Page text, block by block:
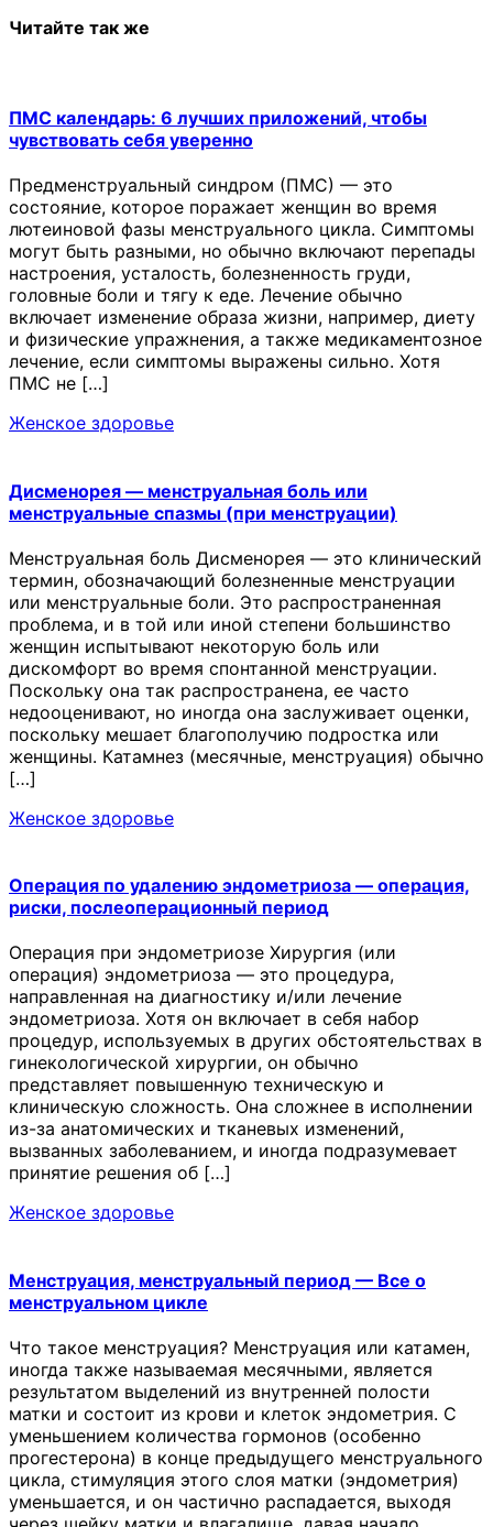
Читайте так же
ПМС календарь: 6 лучших приложений, чтобы
чувствовать себя уверенно
Предменструальный синдром (ПМС) — это
состояние, которое поражает женщин во время
лютеиновой фазы менструального цикла. Симптомы
могут быть разными, но обычно включают перепады
настроения, усталость, болезненность груди,
головные боли и тягу к еде. Лечение обычно
включает изменение образа жизни, например, диету
и физические упражнения, а также медикаментозное
лечение, если симптомы выражены сильно. Хотя
ПМС не […]
Женское здоровье
Дисменорея — менструальная боль или
менструальные спазмы (при менструации)
Менструальная боль Дисменорея — это клинический
термин, обозначающий болезненные менструации
или менструальные боли. Это распространенная
проблема, и в той или иной степени большинство
женщин испытывают некоторую боль или
дискомфорт во время спонтанной менструации.
Поскольку она так распространена, ее часто
недооценивают, но иногда она заслуживает оценки,
поскольку мешает благополучию подростка или
женщины. Катамнез (месячные, менструация) обычно
[…]
Женское здоровье
Операция по удалению эндометриоза — операция,
риски, послеоперационный период
Операция при эндометриозе Хирургия (или
операция) эндометриоза — это процедура,
направленная на диагностику и/или лечение
эндометриоза. Хотя он включает в себя набор
процедур, используемых в других обстоятельствах в
гинекологической хирургии, он обычно
представляет повышенную техническую и
клиническую сложность. Она сложнее в исполнении
из-за анатомических и тканевых изменений,
вызванных заболеванием, и иногда подразумевает
принятие решения об […]
Женское здоровье
Менструация, менструальный период — Все о
менструальном цикле
Что такое менструация? Менструация или катамен,
иногда также называемая месячными, является
результатом выделений из внутренней полости
матки и состоит из крови и клеток эндометрия. С
уменьшением количества гормонов (особенно
прогестерона) в конце предыдущего менструального
цикла, стимуляция этого слоя матки (эндометрия)
уменьшается, и он частично распадается, выходя